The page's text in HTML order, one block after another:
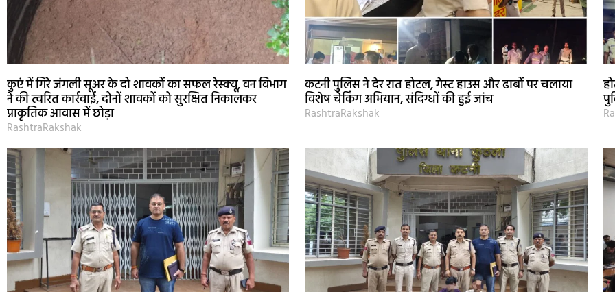
कुएं में गिरे जंगली सूअर के दो शावकों का सफल रेस्क्यू, वन विभाग
ने की त्वरित कार्रवाई, दोनों शावकों को सुरक्षित निकालकर
प्राकृतिक आवास में छोड़ा
RashtraRakshak
कटनी पुलिस ने देर रात होटल, गेस्ट हाउस और ढाबों पर चलाया
विशेष चेकिंग अभियान, संदिग्धों की हुई जांच
RashtraRakshak